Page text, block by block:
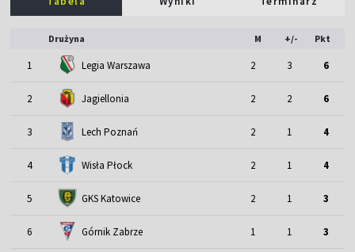
Drużyna M +/- Pkt
1 Legia Warszawa 2 3 6
2 Jagiellonia 2 2 6
3 Lech Poznań 2 1 4
4 Wisła Płock 2 1 4
5 GKS Katowice 2 1 3
6 Górnik Zabrze 1 1 3